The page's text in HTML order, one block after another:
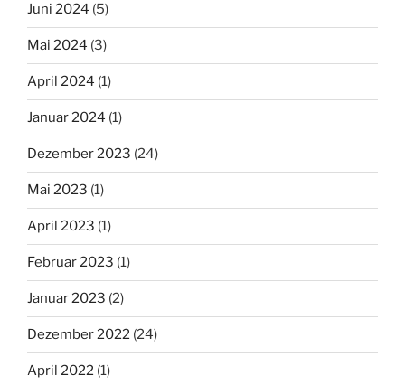
Juni 2024 (5)
Mai 2024 (3)
April 2024 (1)
Januar 2024 (1)
Dezember 2023 (24)
Mai 2023 (1)
April 2023 (1)
Februar 2023 (1)
Januar 2023 (2)
Dezember 2022 (24)
April 2022 (1)